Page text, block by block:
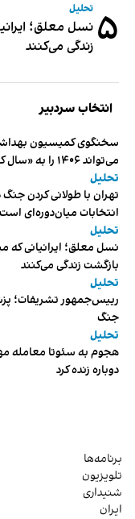
۵ تحلیل
نسل معلق؛
زندگی می‌کنند
انتخاب سردبیر
سخنگوی کمیسیون
می‌تواند ۱۴۰۶ را به «سال کشتار بیماران» تبدیل کند
تحلیل
تهران با طولانی کردن
انتخابات میان‌دوره‌ای است
تحلیل
نسل معلق؛ ایرانیانی که
بازگشت زندگی می‌کنند
تحلیل
رییس‌جمهور تشریفات؛
جنگ
تحلیل
هجوم به سئوتا معامله
دوباره زنده کرد
برنامه‌ها
تلویزیون
شنیداری
ایران